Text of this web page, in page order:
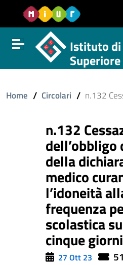
Vai al contenuto
Vail al menu di navigazione
Vai al footer
Attiva disattiva laIstituto
Home / Circolari /
n.132
dell’obbligo
della
medico
l’idoneità
frequenza
scolastica
cinque
27 Ott 23